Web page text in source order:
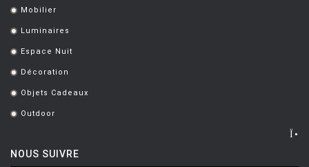
LEXON
LIGNE ROSET
LOUIS POULSEN
MAGIS
. Mobilier
. Luminaires
. Espace Nuit
. Décoration
. Objets Cadeaux
. Outdoor
NOUS SUIVRE